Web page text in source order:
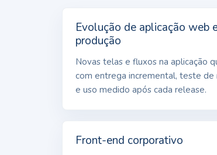
Evolução de aplicação web
produção
Novas telas e fluxos na aplicação
com entrega incremental, teste de
e uso medido após cada release.
Front-end corporativo